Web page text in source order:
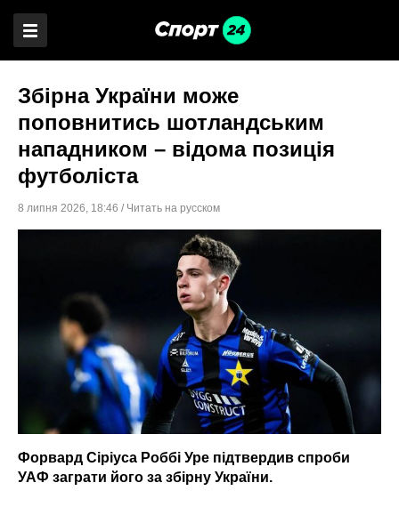
Збірна України може
поповнитись шотландським
нападником – відома позиція
футболіста
8 липня 2026, 18:46 / Читать на русском
Форвард Сіріуса Роббі Уре підтвердив спроби
УАФ заграти його за збірну України.